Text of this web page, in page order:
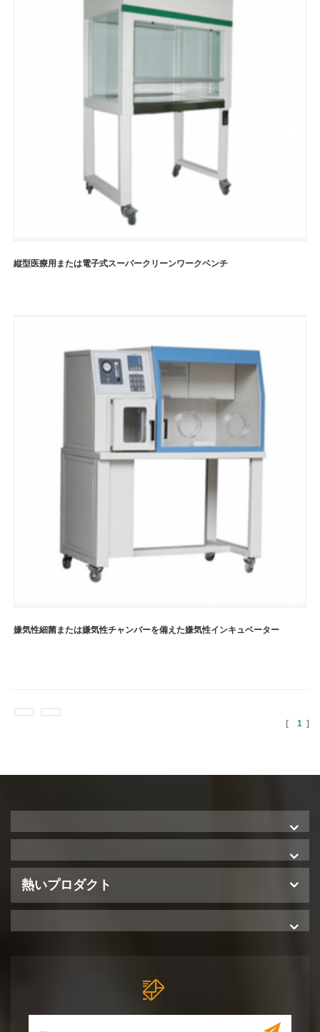
縦型医療用または電子式スーパークリーンワークベンチ
嫌気性細菌または嫌気性チャンバーを備えた嫌気性インキュベーター
[ 1 ]
熱いプロダクト